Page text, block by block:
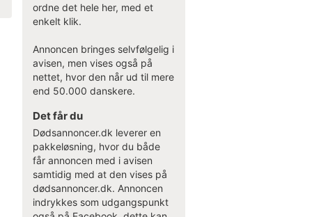
ordne det hele her, med et
enkelt klik.
Annoncen bringes selvfølgelig i
avisen, men vises også på
nettet, hvor den når ud til mere
end 50.000 danskere.
Det får du
Dødsannoncer.dk leverer en
pakkeløsning, hvor du både
får annoncen med i avisen
samtidig med at den vises på
dødsannoncer.dk. Annoncen
indrykkes som udgangspunkt